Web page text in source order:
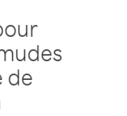
de